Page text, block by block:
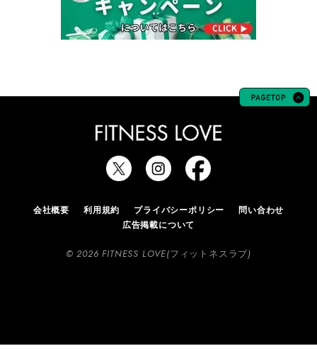
会社概要 利用規約 プライバシーポリシー
問い合わせ
広告掲載について
© 2026 FITNESS LOVE(フィットネスラブ)